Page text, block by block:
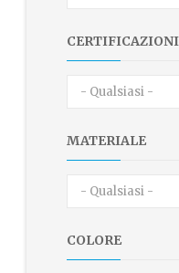
CERTIFICAZIONI
MATERIALE
COLORE